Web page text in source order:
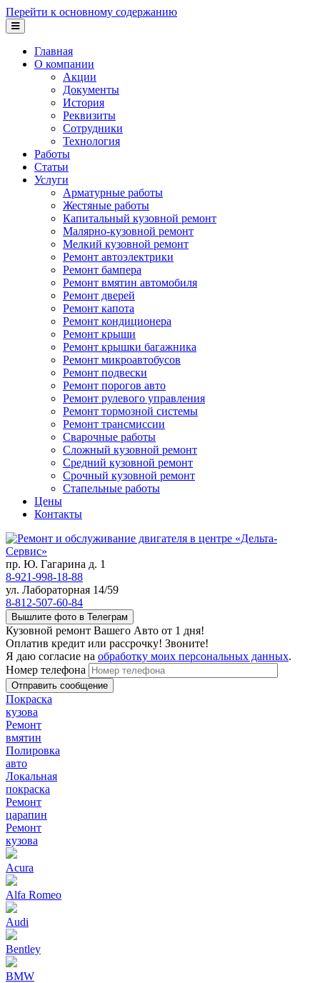
Перейти к основному содержанию
Главная
О компании
Акции
Документы
История
Реквизиты
Сотрудники
Технология
Работы
Статьи
Услуги
Арматурные работы
Жестяные работы
Капитальный кузовной ремонт
Малярно-кузовной ремонт
Мелкий кузовной ремонт
Ремонт автоэлектрики
Ремонт бампера
Ремонт вмятин автомобиля
Ремонт дверей
Ремонт капота
Ремонт кондиционера
Ремонт крыши
Ремонт крышки багажника
Ремонт микроавтобусов
Ремонт подвески
Ремонт порогов авто
Ремонт рулевого управления
Ремонт тормозной системы
Ремонт трансмиссии
Сварочные работы
Сложный кузовной ремонт
Средний кузовной ремонт
Срочный кузовной ремонт
Стапельные работы
Цены
Контакты
пр. Ю. Гагарина д. 1
8-921-998-18-88
ул. Лабораторная 14/59
8-812-507-60-84
Вышлите фото в Телеграм
Кузовной ремонт Вашего Авто от 1 дня!
Оплатив кредит или рассрочку! Звоните!
Я даю согласие на обработку моих персональных данных.
Номер телефона
Покраска
кузова
Ремонт
вмятин
Полировка
авто
Локальная
покраска
Ремонт
царапин
Ремонт
кузова
Acura
Alfa Romeo
Audi
Bentley
BMW